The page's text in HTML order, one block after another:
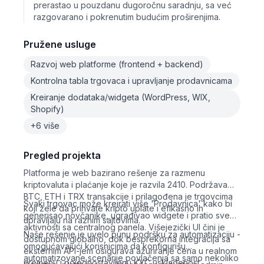
prerastao u pouzdanu dugoročnu saradnju, sa već
razgovarano i pokrenutim budućim proširenjima.
Pružene usluge
Razvoj web platforme (frontend + backend)
Kontrolna tabla trgovaca i upravljanje prodavnicama
Kreiranje dodataka/widgeta (WordPress, WIX,
Shopify)
+6 više
Pregled projekta
Platforma je web bazirano rešenje za razmenu
kriptovaluta i plaćanje koje je razvila 2410. Podržava
BTC, ETH i TRX transakcije i prilagođena je trgovcima
koji žele da prihvate kripto uplate i efikasno ih
upravljaju na raznim sajtovima.
Svaki trgovac može kreirati više 'Prodavnica' kako bi
generisao novčanike, ugrađivao widgete i pratio sve
aktivnosti sa centralnog panela. Višejezički UI čini je
dostupnom globalno, dok besprekorna integracija sa
eksternim API-jem osigurava ažuriranje cena u realnom
Naše rešenje je uvelo punu podršku za automatizaciju -
omogućavajući korisnicima da konfigurišu
automatizovane scenarije povlačenja sa samo nekoliko